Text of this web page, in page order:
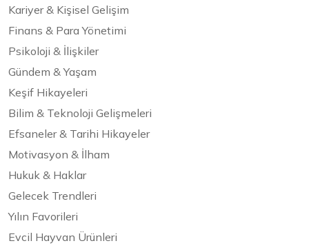
Kariyer & Kişisel Gelişim
Finans & Para Yönetimi
Psikoloji & İlişkiler
Gündem & Yaşam
Keşif Hikayeleri
Bilim & Teknoloji Gelişmeleri
Efsaneler & Tarihi Hikayeler
Motivasyon & İlham
Hukuk & Haklar
Gelecek Trendleri
Yılın Favorileri
Evcil Hayvan Ürünleri